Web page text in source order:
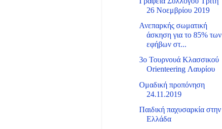
26 Νοεμβρίου 2019
Ανεπαρκής σωματική
άσκηση για το 85% των
εφήβων στ...
3ο Τουρνουά Κλασσικού
Orienteering Λαυρίου
Ομαδική προπόνηση
24.11.2019
Παιδική παχυσαρκία στην
Ελλάδα